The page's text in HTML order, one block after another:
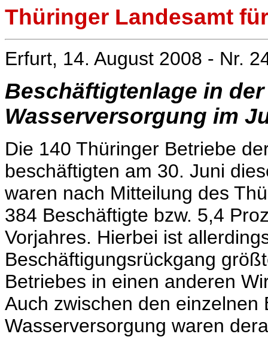
Thüringer Landesamt
Erfurt, 14. August 2008 - Nr.
Beschäftigtenlage in
Wasserversorgung im
Die 140 Thüringer Betriebe
beschäftigten am 30. Juni
waren nach Mitteilung des
384 Beschäftigte bzw. 5,4
Vorjahres. Hierbei ist
Beschäftigungsrückgang
Betriebes in einen anderen
Auch zwischen den
Wasserversorgung waren